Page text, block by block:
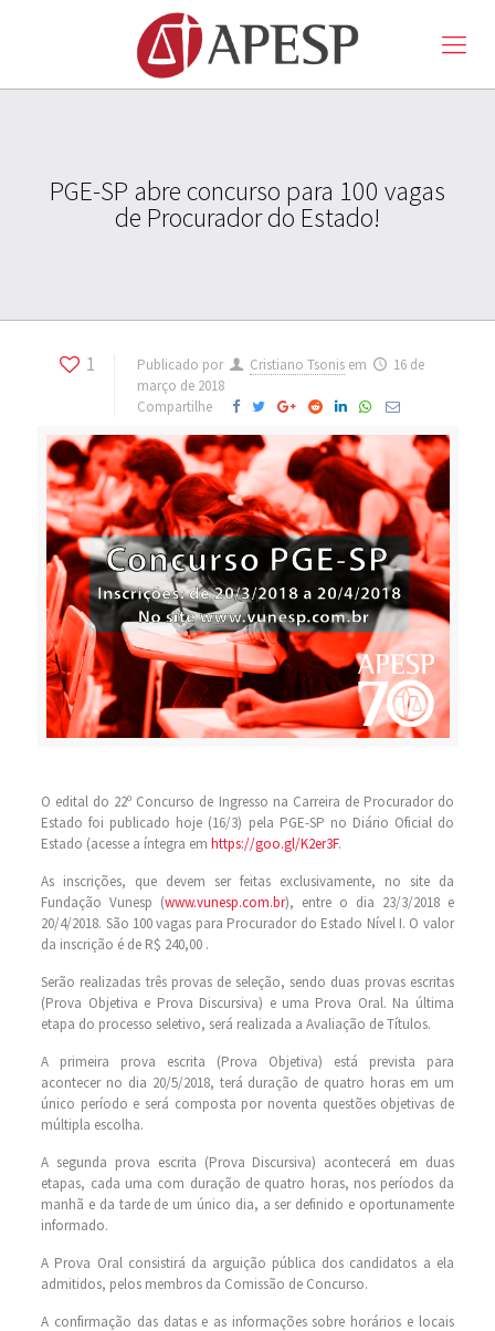
PGE-SP abre concurso para 100 vagas
de Procurador do Estado!
1 Publicado por Cristiano Tsonis em
16 de
março de 2018
Compartilhe
O edital do 22º Concurso de Ingresso na Carreira de Procurador do
Estado foi publicado hoje (16/3) pela PGE-SP no Diário Oficial do
Estado (acesse a íntegra emhttps://goo.gl/K2er3F.
As inscrições, que devem ser feitas exclusivamente, no site da
Fundação Vunesp (www.vunesp.com.br), entre o dia 23/3/2018 e
20/4/2018. São 100 vagas para Procurador do Estado Nível I. O valor
da inscrição é de R$ 240,00 .
Serão realizadas três provas de seleção, sendo duas provas escritas
(Prova Objetiva e Prova Discursiva) e uma Prova Oral. Na última
etapa do processo seletivo, será realizada a Avaliação de Títulos.
A primeira prova escrita (Prova Objetiva) está prevista para
acontecer no dia 20/5/2018, terá duração de quatro horas em um
único período e será composta por noventa questões objetivas de
múltipla escolha.
A segunda prova escrita (Prova Discursiva) acontecerá em duas
etapas, cada uma com duração de quatro horas, nos períodos da
manhã e da tarde de um único dia, a ser definido e oportunamente
informado.
A Prova Oral consistirá da arguição pública dos candidatos a ela
admitidos, pelos membros da Comissão de Concurso.
A confirmação das datas e as informações sobre horários e locais